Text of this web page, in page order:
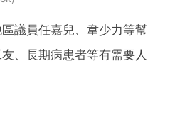
議員任嘉兒、韋少力等幫
、長期病患者等有需要人